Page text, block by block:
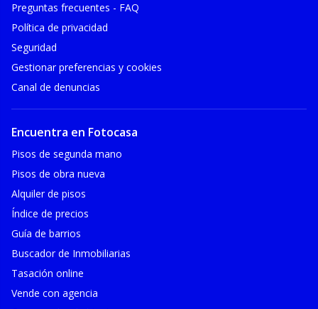
Preguntas frecuentes - FAQ
Política de privacidad
Seguridad
Gestionar preferencias y cookies
Canal de denuncias
Encuentra en Fotocasa
Pisos de segunda mano
Pisos de obra nueva
Alquiler de pisos
Índice de precios
Guía de barrios
Buscador de Inmobiliarias
Tasación online
Vende con agencia